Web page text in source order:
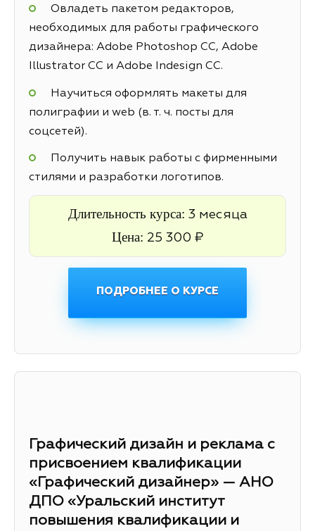
Овладеть пакетом редакторов,
необходимых для работы графического
дизайнера: Adobe Photoshop CC, Adobe
Illustrator CC и Adobe Indesign CC.
Научиться оформлять макеты для
полиграфии и web (в. т. ч. посты для
соцсетей).
Получить навык работы с фирменными
стилями и разработки логотипов.
Длительность курса: 3 месяца
Цена: 25 300 ₽
ПОДРОБНЕЕ О КУРСЕ
Графический дизайн и реклама с
присвоением квалификации
«Графический дизайнер» — АНО
ДПО «Уральский институт
повышения квалификации и